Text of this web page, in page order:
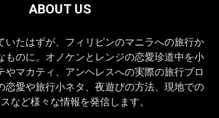
ABOUT US
いたはずが、フィリピンのマニラへの旅行か
ものに。オノケンとレンジの恋愛珍道中を小
やマカティ、アンヘレスへの実際の旅行ブロ
恋愛や旅行小ネタ、夜遊びの方法、現地での
など様々な情報を発信します。